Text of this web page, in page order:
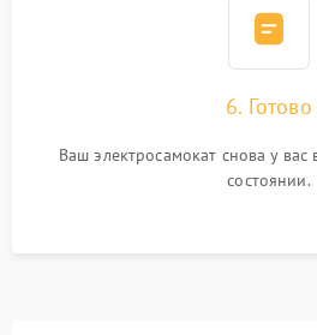
6. Готово
Ваш электросамокат снова у
состоянии.